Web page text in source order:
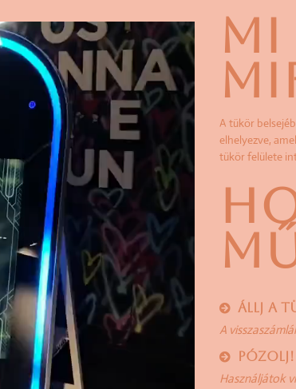
MI
A tükör
elhelyezve,
tükör felülete
ÁLLJ A
A
PÓZOLJ!
Használjátok